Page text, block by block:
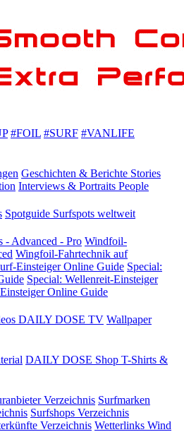
#FOIL #SURF #VANLIFE
Geschichten & Berichte Stories
Interviews & Portraits People
Spotguide Surfspots weltweit
- Advanced - Pro Windfoil-
Wingfoil-Fahrtechnik auf
EinsteigerOnline Guide Special:
Special: Wellenreit-Einsteiger
Online Guide
DAILY DOSE TV Wallpaper
DAILY DOSE Shop T-Shirts &
Verzeichnis Surfmarken
Surfshops Verzeichnis
Verzeichnis Wetterlinks Wind